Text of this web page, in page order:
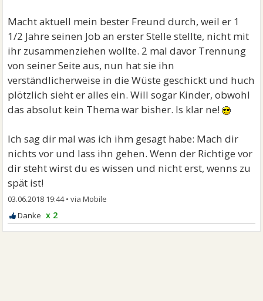
Macht aktuell mein bester Freund durch, weil er 1
1/2 Jahre seinen Job an erster Stelle stellte, nicht mit
ihr zusammenziehen wollte. 2 mal davor Trennung
von seiner Seite aus, nun hat sie ihn
verständlicherweise in die Wüste geschickt und huch
plötzlich sieht er alles ein. Will sogar Kinder, obwohl
das absolut kein Thema war bisher. Is klar ne!
Ich sag dir mal was ich ihm gesagt habe: Mach dir
nichts vor und lass ihn gehen. Wenn der Richtige vor
dir steht wirst du es wissen und nicht erst, wenns zu
spät ist!
03.06.2018 19:44•
x 2